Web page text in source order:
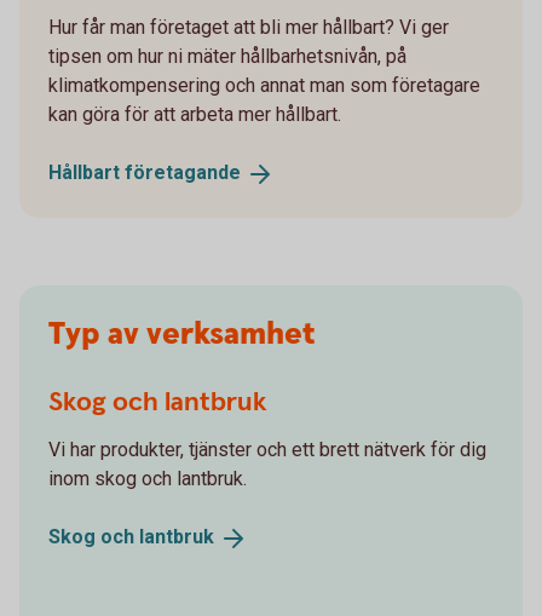
Hur får man företaget att bli mer hållbart? Vi ger
tipsen om hur ni mäter hållbarhetsnivån, på
klimatkompensering och annat man som företagare
kan göra för att arbeta mer hållbart.
Hållbart företagande
Typ av verksamhet
Skog och lantbruk
Vi har produkter, tjänster och ett brett nätverk för dig
inom skog och lantbruk.
Skog och lantbruk